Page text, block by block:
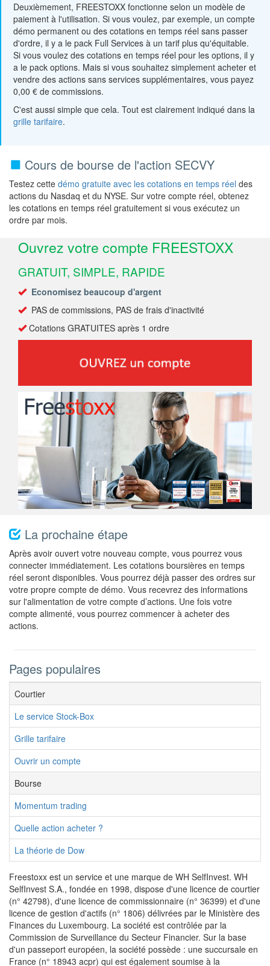
Deuxièmement, FREESTOXX fonctionne selon un modèle de
paiement à l'utilisation. Si vous voulez, par exemple, un compte
démo permanent ou des cotations en temps réel sans passer
d'ordre, il y a le pack Full Services à un tarif plus qu'équitable.
Si vous voulez des cotations en temps réel pour les options, il y
a le pack options. Mais si vous souhaitez simplement acheter et
vendre des actions sans services supplémentaires, vous payez
0,00 € de commissions.
C'est aussi simple que cela. Tout est clairement indiqué dans la
grille tarifaire.
Cours de bourse de l'action SECVY
Testez cette démo gratuite avec les cotations en temps réel des
actions du Nasdaq et du NYSE. Sur votre compte réel, obtenez
les cotations en temps réel gratuitement si vous exécutez un
ordre par mois.
Ouvrez votre compte FREESTOXX
GRATUIT, SIMPLE, RAPIDE
Economisez beaucoup d'argent
PAS de commissions, PAS de frais d'inactivité
Cotations GRATUITES après 1 ordre
La prochaine étape
Après avoir ouvert votre nouveau compte, vous pourrez vous
connecter immédiatement. Les cotations boursières en temps
réel seront disponibles. Vous pourrez déjà passer des ordres sur
votre propre compte de démo. Vous recevrez des informations
sur l'alimentation de votre compte d’actions. Une fois votre
compte alimenté, vous pourrez commencer à acheter des
actions.
Pages populaires
Courtier
Le service Stock-Box
Grille tarifaire
Ouvrir un compte
Bourse
Momentum trading
Quelle action acheter ?
La théorie de Dow
Freestoxx est un service et une marque de WH SelfInvest. WH
SelfInvest S.A., fondée en 1998, dispose d'une licence de courtier
(n° 42798), d'une licence de commissionnaire (n° 36399) et d'une
licence de gestion d'actifs (n° 1806) délivrées par le Ministère des
Finances du Luxembourg. La société est contrôlée par la
Commission de Surveillance du Secteur Financier. Sur la base
d'un passeport européen, la société possède : une succursale en
France (n° 18943 acpr) qui est également soumise à la